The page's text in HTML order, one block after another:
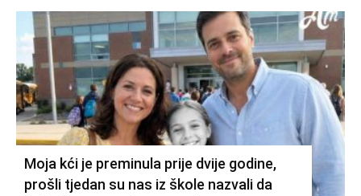
Moja kći je preminula prije dvije godine,
prošli tjedan su nas iz škole nazvali da